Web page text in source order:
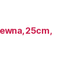
25cm,